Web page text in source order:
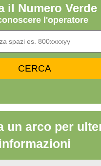
il Numero Verde
l'operatore
un arco per